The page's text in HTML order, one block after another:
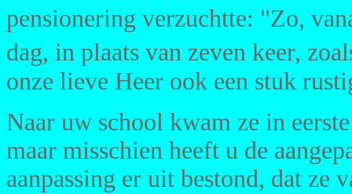
pensionering verzuchtte: "Zo,
dag, in plaats van zeven keer,
onze lieve Heer ook een stuk
Naar uw school kwam ze in
maar misschien heeft u de
aanpassing er uit bestond, dat ze